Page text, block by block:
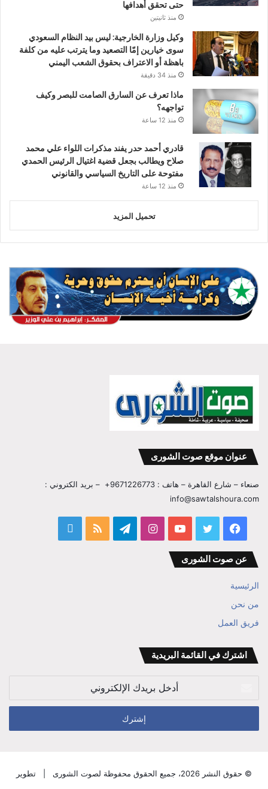
حتى تحقق أهدافها
منذ ثانيتين
وكيل وزارة الخارجية: ليس بيد النظام السعودي
سوى خيارين إمّا التصعيد وما يترتب عليه من كلفة
باهظة أو الاعتراف بحقوق الشعب اليمني
منذ 34 دقيقة
ماذا تعرف عن السارق الصامت للبصر وكيف
تواجهه؟
منذ 12 ساعة
قادري أحمد حدر يفند مذكرات اللواء علي محمد
صلاح ويطالب بجعل قضية اغتيال الرئيس الحمدي
مفتوحة على التاريخ السياسي والقانوني
منذ 12 ساعة
تحميل المزيد
عنوان موقع صوت الشورى
صنعاء – شارع القاهرة – هاتف : 9671226773+ – بريد الكتروني :
info@sawtalshoura.com
فيسبوك تويتر يوتيوب انستقرامتيلقرام ملخص
عن صوت الشورى
الرئيسية
من نحن
فريق العمل
اشترك في القائمة البريدية
الإلكتروني
© حقوق النشر 2026، جميع الحقوق محفوظة لصوت الشورى |
تطوير